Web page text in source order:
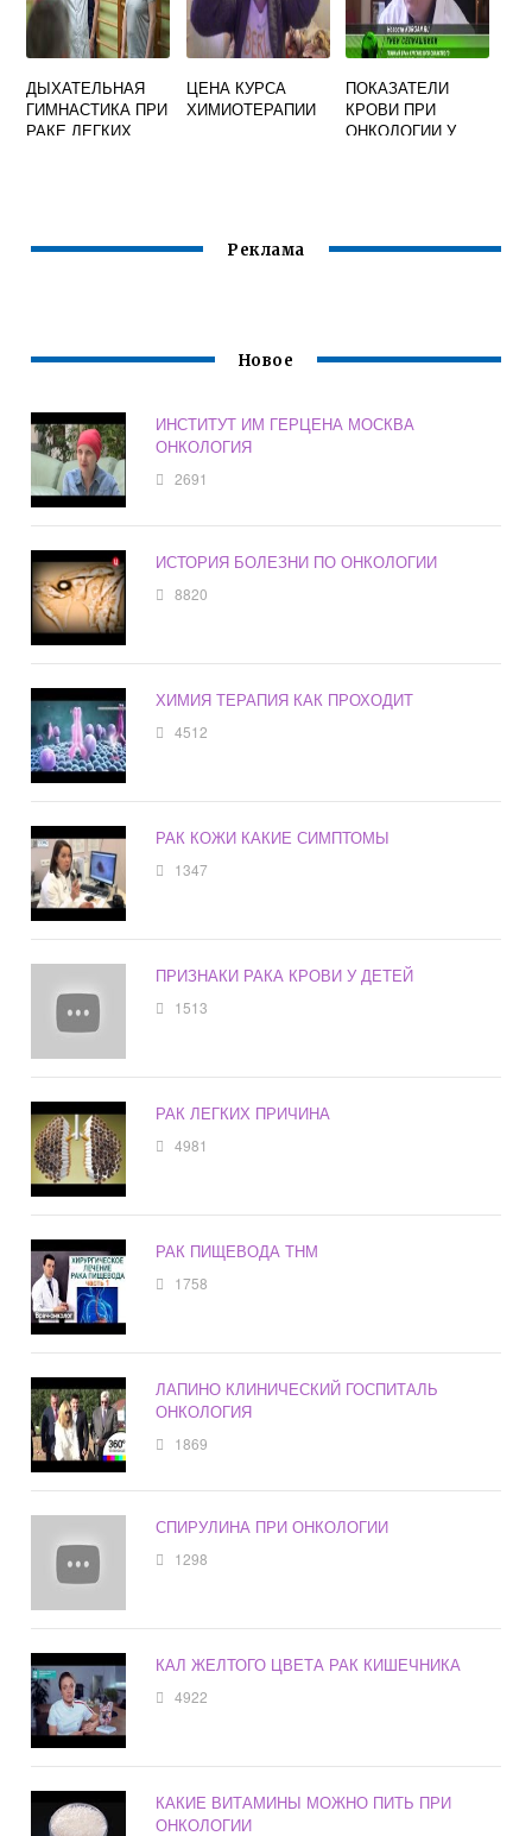
ДЫХАТЕЛЬНАЯ
ГИМНАСТИКА ПРИ
РАКЕ ЛЕГКИХ
ЦЕНА КУРСА
ХИМИОТЕРАПИИ
ПОКАЗАТЕЛИ
КРОВИ ПРИ
ОНКОЛОГИИ У
Реклама
Новое
ИНСТИТУТ ИМ ГЕРЦЕНА МОСКВА
ОНКОЛОГИЯ
2691
ИСТОРИЯ БОЛЕЗНИ ПО ОНКОЛОГИИ
8820
ХИМИЯ ТЕРАПИЯ КАК ПРОХОДИТ
4512
РАК КОЖИ КАКИЕ СИМПТОМЫ
1347
ПРИЗНАКИ РАКА КРОВИ У ДЕТЕЙ
1513
РАК ЛЕГКИХ ПРИЧИНА
4981
РАК ПИЩЕВОДА ТНМ
1758
ЛАПИНО КЛИНИЧЕСКИЙ ГОСПИТАЛЬ
ОНКОЛОГИЯ
1869
СПИРУЛИНА ПРИ ОНКОЛОГИИ
1298
КАЛ ЖЕЛТОГО ЦВЕТА РАК КИШЕЧНИКА
4922
КАКИЕ ВИТАМИНЫ МОЖНО ПИТЬ ПРИ
ОНКОЛОГИИ